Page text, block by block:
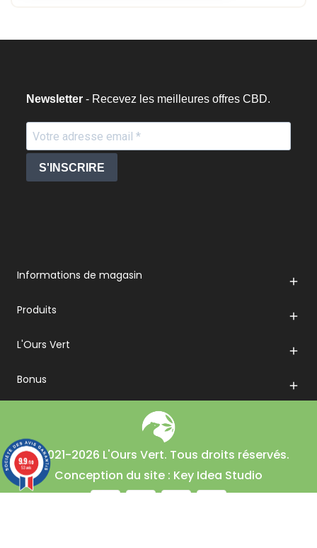
Newsletter - Recevez les meilleures offres CBD.
S'INSCRIRE
Informations de magasin 
Produits 
L'Ours Vert 
Bonus 
© 2021-2026 L'Ours Vert. Tous droits réservés.
Conception du site : Key Idea Studio
9.9/10
53 avis